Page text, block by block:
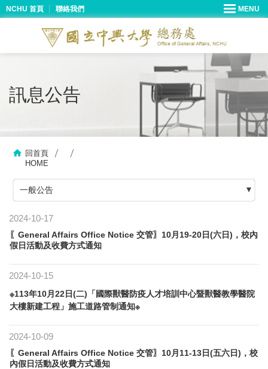
NCHU 首頁 聯絡我們
訊息公告
回首頁
HOME
一般公告
2024-10-17
〖General Affairs Office Notice 交管〗10月19-20日(六日)，校內
假日活動及收費方式通知
2024-10-15
※113年10月22日(二)「國際獸醫防疫人才培訓中心暨獸醫教學醫院
大樓新建工程」施工道路管制通知※
2024-10-09
〖General Affairs Office Notice 交管〗10月11-13日(五六日)，校
內假日活動及收費方式通知